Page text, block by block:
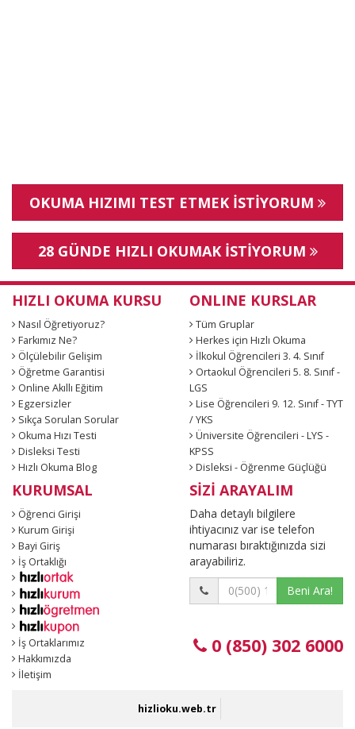
OKUMA HIZIMI TEST ETMEK İSTİYORUM
28 GÜNDE HIZLI OKUMAK İSTİYORUM
HIZLI OKUMA KURSU
Nasıl Öğretiyoruz?
Farkımız Ne?
Ölçülebilir Gelişim
Öğretme Garantisi
Online Akıllı Eğitim
Egzersizler
Sıkça Sorulan Sorular
Okuma Hızı Testi
Disleksi Testi
Hızlı Okuma Blog
ONLINE KURSLAR
Tüm Gruplar
Herkes için Hızlı Okuma
İlkokul Öğrencileri 3. 4. Sınıf
Ortaokul Öğrencileri 5. 8. Sınıf -
LGS
Lise Öğrencileri 9. 12. Sınıf - TYT
/ YKS
Üniversite Öğrencileri - LYS -
KPSS
Disleksi - Öğrenme Güçlüğü
KURUMSAL
Öğrenci Girişi
Kurum Girişi
Bayi Giriş
İş Ortaklığı
İş Ortaklarımız
Hakkımızda
İletişim
SİZİ ARAYALIM
Daha detaylı bilgilere
ihtiyacınız var ise telefon
numarası bıraktığınızda sizi
arayabiliriz.
Beni Ara!
0 (850) 302 6000
hizlioku.web.tr